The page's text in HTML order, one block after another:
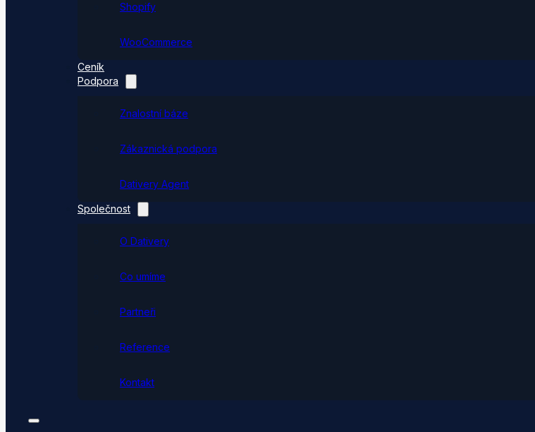
Shopify
WooCommerce
Ceník
Podpora
Znalostní báze
Zákaznická podpora
Dativery Agent
Společnost
O Dativery
Co umíme
Partneři
Reference
Kontakt